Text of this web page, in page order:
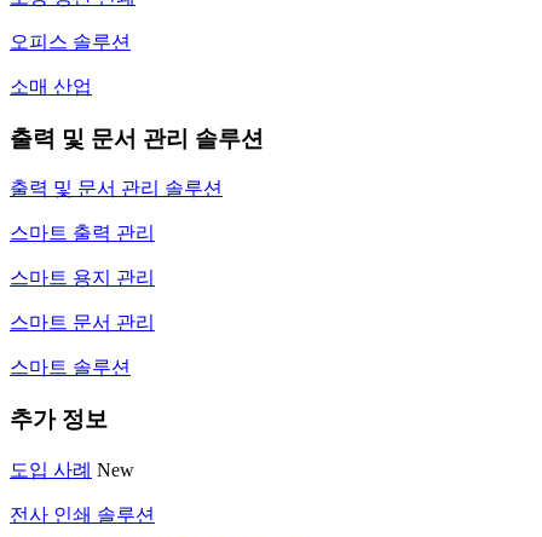
오피스 솔루션
소매 산업
출력 및 문서 관리 솔루션
출력 및 문서 관리 솔루션
스마트 출력 관리
스마트 용지 관리
스마트 문서 관리
스마트 솔루션
추가 정보
도입 사례 New
전사 인쇄 솔루션